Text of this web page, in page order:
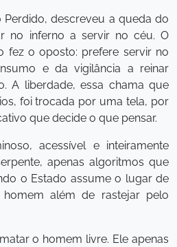
Perdido, descreveu a queda do
no inferno a servir no céu. O
fez o oposto: prefere servir no
e da vigilância a reinar
A liberdade, essa chama que
foi trocada por uma tela, por
que decide o que pensar.
acessível e inteiramente
apenas algoritmos que
o Estado assume o lugar de
além de rastejar pelo
o homem livre. Ele apenas